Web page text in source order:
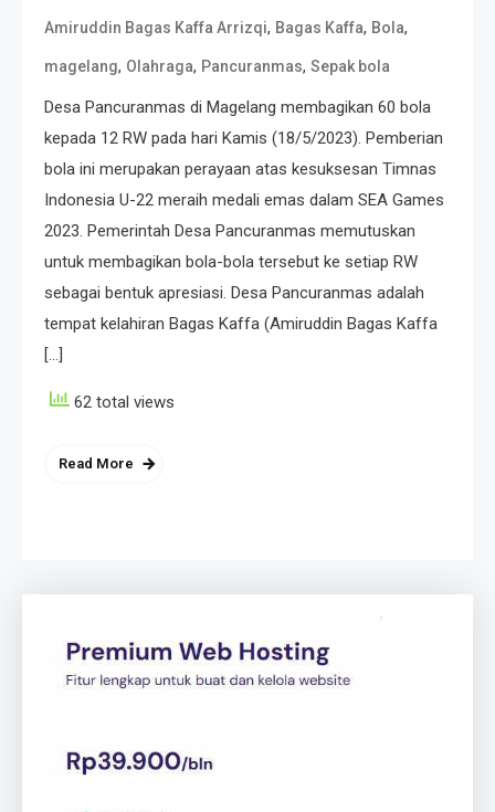
Amiruddin Bagas Kaffa Arrizqi, Bagas Kaffa, Bola,
magelang, Olahraga, Pancuranmas, Sepak bola
Desa Pancuranmas di Magelang membagikan 60 bola
kepada 12 RW pada hari Kamis (18/5/2023). Pemberian
bola ini merupakan perayaan atas kesuksesan Timnas
Indonesia U-22 meraih medali emas dalam SEA Games
2023. Pemerintah Desa Pancuranmas memutuskan
untuk membagikan bola-bola tersebut ke setiap RW
sebagai bentuk apresiasi. Desa Pancuranmas adalah
tempat kelahiran Bagas Kaffa (Amiruddin Bagas Kaffa
[…]
62 total views
Read More